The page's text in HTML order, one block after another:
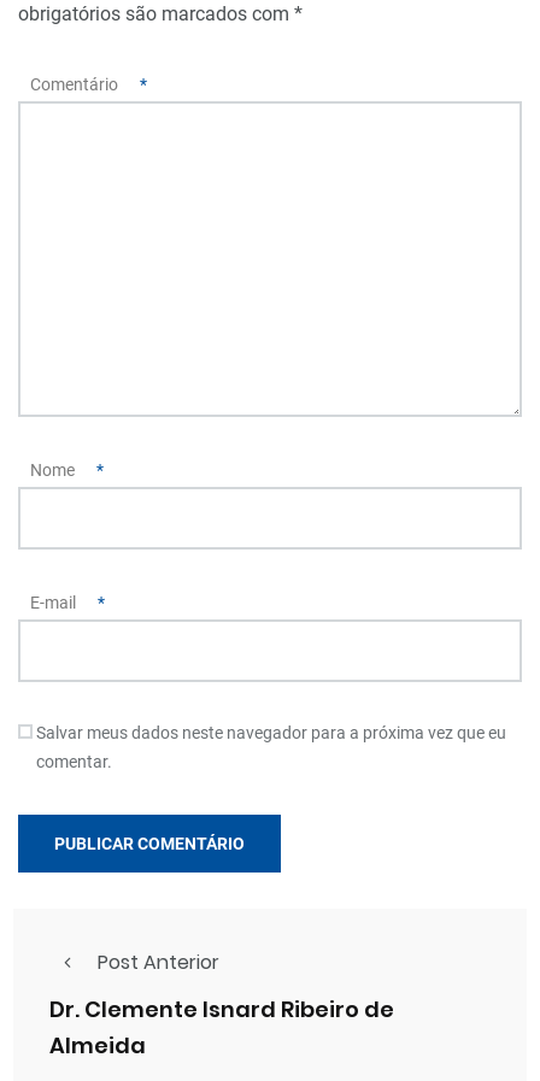
obrigatórios são marcados com *
Comentário *
Nome *
E-mail *
Salvar meus dados neste navegador para a próxima vez que eu
comentar.
Post Anterior
Dr. Clemente Isnard Ribeiro de
Almeida